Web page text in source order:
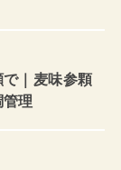
｜麦味参顆
理